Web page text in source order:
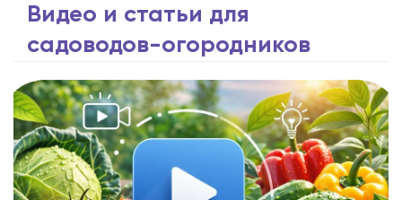
Видео и статьи для
садоводов-огородников